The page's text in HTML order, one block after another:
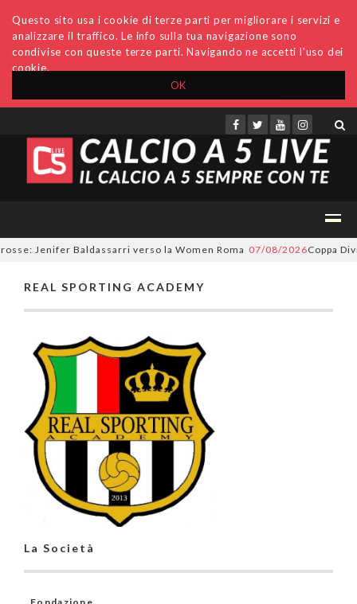
OK
Questo sito usa i cookie di terze parti per migliorare i servizi e
analizzare il traffico. Le info sulla tua navigazione sono
condivise con queste terze parti. Navigando ne accetti l'uso dei
cookie.
Accedi Archivio Invio comunicati Redazione
Jenifer Baldassarri verso la Women Roma 07/08/2026 Coppa
REAL SPORTING ACADEMY
La Società